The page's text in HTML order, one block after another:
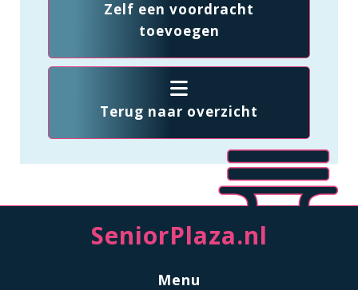
Zelf een voordracht
toevoegen
Terug naar overzicht
SeniorPlaza.nl
Menu